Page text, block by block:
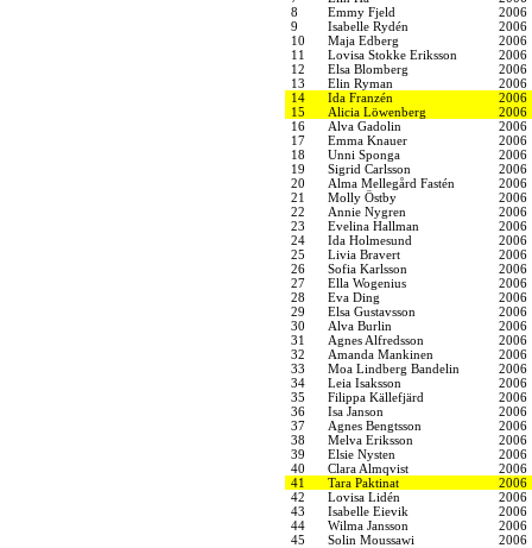
8
Emmy Fjeld
2006
9
Isabelle Rydén
2006
10
Maja Edberg
2006
11
Lovisa Stokke Eriksson
2006
12
Elsa Blomberg
2006
13
Elin Ryman
2006
14
Ida Franzén
2006
15
Alicia Löwenberg
2006
16
Alva Gadolin
2006
17
Emma Knauer
2006
18
Unni Sponga
2006
19
Sigrid Carlsson
2006
20
Alma Mellegård Fastén
2006
21
Molly Östby
2006
22
Annie Nygren
2006
23
Evelina Hallman
2006
24
Ida Holmesund
2006
25
Livia Bravert
2006
26
Sofia Karlsson
2006
27
Ella Wogenius
2006
28
Eva Ding
2006
29
Elsa Gustavsson
2006
30
Alva Burlin
2006
31
Agnes Alfredsson
2006
32
Amanda Mankinen
2006
33
Moa Lindberg Bandelin
2006
34
Leia Isaksson
2006
35
Filippa Källefjärd
2006
36
Isa Janson
2006
37
Agnes Bengtsson
2006
38
Melva Eriksson
2006
39
Elsie Nysten
2006
40
Clara Almqvist
2006
41
Tara Paktinat
2006
42
Lovisa Lidén
2006
43
Isabelle Eievik
2006
44
Wilma Jansson
2006
45
Solin Moussawi
2006